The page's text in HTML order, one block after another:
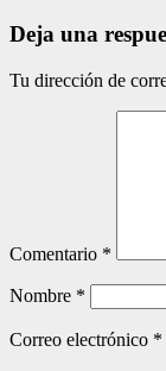
Deja una
Tu dirección de
Comentario *
Nombre *
Correo electrónico *